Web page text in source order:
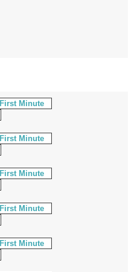
First Minute
First Minute
First Minute
First Minute
First Minute